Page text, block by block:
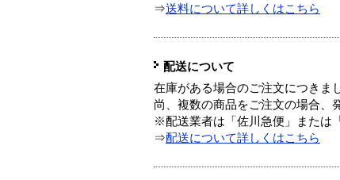
⇒送料について詳しくはこちら
配送について
在庫がある場合のご注文につきま
尚、複数の商品をご注文の場合、
※配送業者は「佐川急便」または
⇒配送について詳しくはこちら